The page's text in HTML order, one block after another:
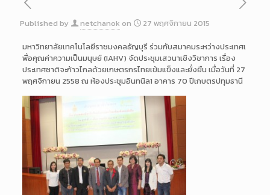
Published by netchanok on 27 พฤศจิกายน 2015
มหาวิทยาลัยเทคโนโลยีราชมงคลธัญบุรี ร่วมกับสมาคมระหว่างประเทศเ
พื่อคุณค่าความเป็นมนุษย์ (IAHV) จัดประชุมเสวนาเชิงวิชาการ เรื่อง
ประเทศชาติจะก้าวไกลด้วยเกษตรกรไทยเข้มแข็งและยั่งยืน เมื่อวันที่ 27
พฤศจิกายน 2558 ณ ห้องประชุมอินทนิล1 อาคาร 70 ปีเกษตรปทุมธานี